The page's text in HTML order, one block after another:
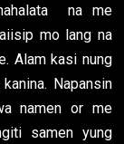
na me
mo lang na
Alam kasi nung
Napansin
namen or me
samen yung